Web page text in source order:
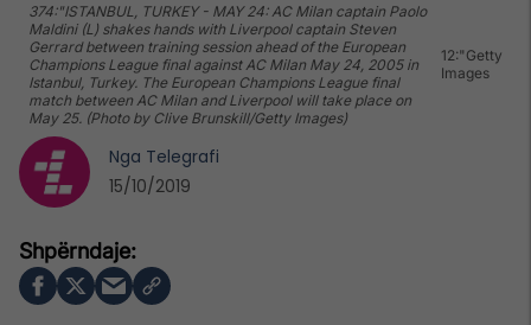
374:"ISTANBUL, TURKEY - MAY 24: AC Milan captain Paolo
Maldini (L) shakes hands with Liverpool captain Steven
Gerrard between training session ahead of the European
Champions League final against AC Milan May 24, 2005 in
Istanbul, Turkey. The European Champions League final
match between AC Milan and Liverpool will take place on
May 25. (Photo by Clive Brunskill/Getty Images)
12:"Getty
Images
Nga Telegrafi
15/10/2019